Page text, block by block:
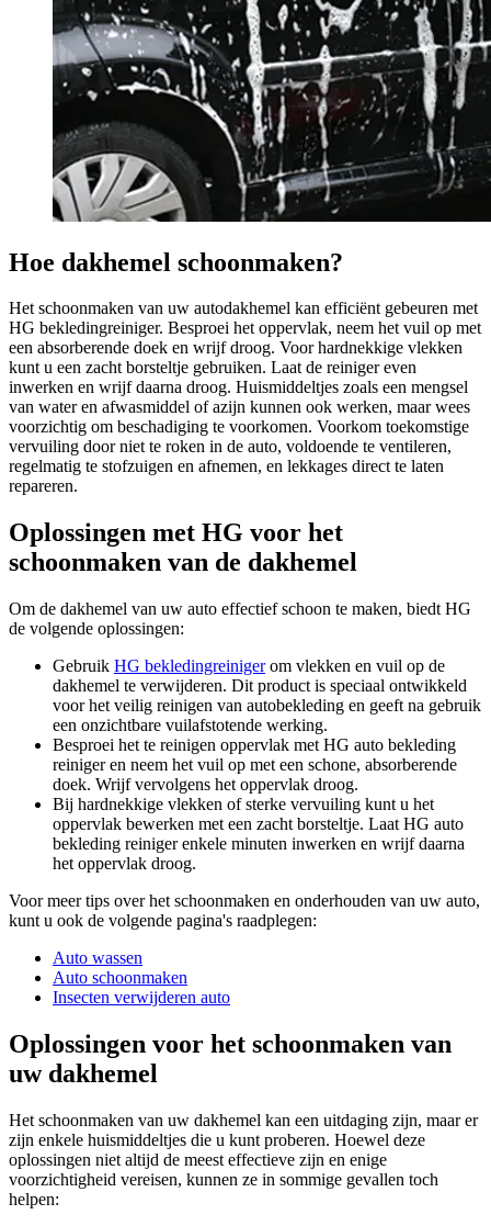
Hoe dakhemel schoonmaken?
Het schoonmaken van uw autodakhemel kan efficiënt gebeuren met
HG bekledingreiniger. Besproei het oppervlak, neem het vuil op met
een absorberende doek en wrijf droog. Voor hardnekkige vlekken
kunt u een zacht borsteltje gebruiken. Laat de reiniger even
inwerken en wrijf daarna droog. Huismiddeltjes zoals een mengsel
van water en afwasmiddel of azijn kunnen ook werken, maar wees
voorzichtig om beschadiging te voorkomen. Voorkom toekomstige
vervuiling door niet te roken in de auto, voldoende te ventileren,
regelmatig te stofzuigen en afnemen, en lekkages direct te laten
repareren.
Oplossingen met HG voor het
schoonmaken van de dakhemel
Om de dakhemel van uw auto effectief schoon te maken, biedt HG
de volgende oplossingen:
Gebruik HG bekledingreinigerom vlekken en vuil op de
dakhemel te verwijderen. Dit product is speciaal ontwikkeld
voor het veilig reinigen van autobekleding en geeft na gebruik
een onzichtbare vuilafstotende werking.
Besproei het te reinigen oppervlak met HG auto bekleding
reiniger en neem het vuil op met een schone, absorberende
doek. Wrijf vervolgens het oppervlak droog.
Bij hardnekkige vlekken of sterke vervuiling kunt u het
oppervlak bewerken met een zacht borsteltje. Laat HG auto
bekleding reiniger enkele minuten inwerken en wrijf daarna
het oppervlak droog.
Voor meer tips over het schoonmaken en onderhouden van uw auto,
kunt u ook de volgende pagina's raadplegen:
Auto wassen
Auto schoonmaken
Insecten verwijderen auto
Oplossingen voor het schoonmaken van
uw dakhemel
Het schoonmaken van uw dakhemel kan een uitdaging zijn, maar er
zijn enkele huismiddeltjes die u kunt proberen. Hoewel deze
oplossingen niet altijd de meest effectieve zijn en enige
voorzichtigheid vereisen, kunnen ze in sommige gevallen toch
helpen: